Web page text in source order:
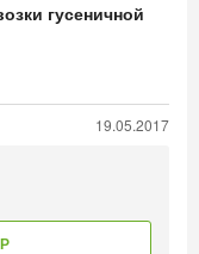
гусеничной
19.05.2017